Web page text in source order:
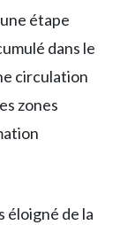
étape
dans le
circulation
zones
éloigné de la